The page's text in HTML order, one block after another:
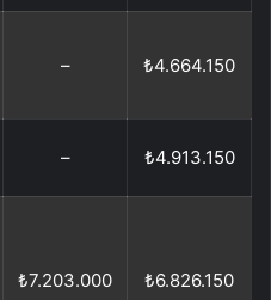
– ₺4.664.150
– ₺4.913.150
₺7.203.000 ₺6.826.150